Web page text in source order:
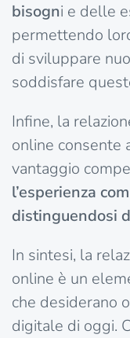
bisogni e delle
permettendo
di sviluppare
soddisfare
Infine, la
online consente
vantaggio
l’esperienza
distinguendosi
In sintesi, la
online è un
che desiderano
digitale di oggi.